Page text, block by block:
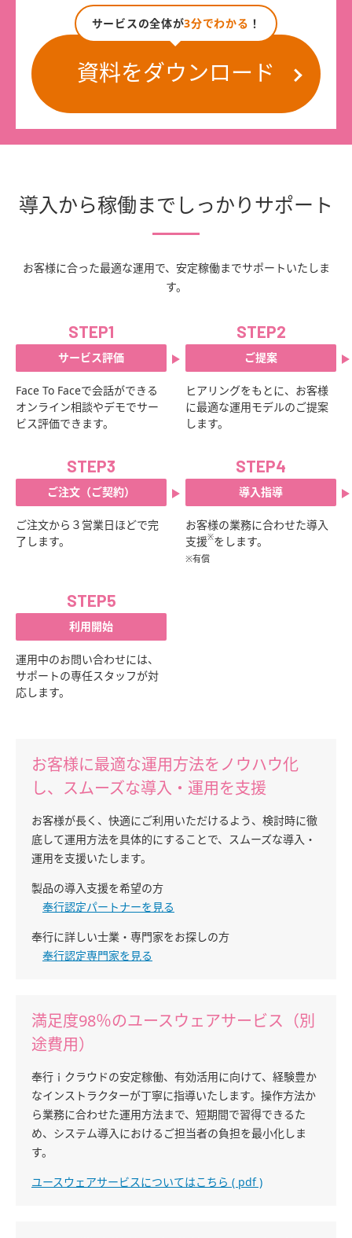
サービスの全体が3分でわかる ！
資料をダウンロード
導入から稼働までしっかりサポート
お客様に合った最適な運用で、安定稼働までサポートいたしま
す。
STEP1
サービス評価
Face To Faceで会話ができる
オンライン相談やデモでサー
ビス評価できます。
STEP2
ご提案
ヒアリングをもとに、お客様
に最適な運用モデルのご提案
します。
STEP3
ご注文（ご契約）
ご注文から３営業日ほどで完
了します。
STEP4
導入指導
お客様の業務に合わせた導入
支援※をします。
※有償
STEP5
利用開始
運用中のお問い合わせには、
サポートの専任スタッフが対
応します。
お客様に最適な運用方法をノウハウ化
し、スムーズな導入・運用を支援
お客様が長く、快適にご利用いただけるよう、検討時に徹
底して運用方法を具体的にすることで、スムーズな導入・
運用を支援いたします。
製品の導入支援を希望の方
奉行認定パートナーを見る
奉行に詳しい士業・専門家をお探しの方
奉行認定専門家を見る
満足度98％のユースウェアサービス（別
途費用）
奉行ｉクラウドの安定稼働、有効活用に向けて、経験豊か
なインストラクターが丁寧に指導いたします。操作方法か
ら業務に合わせた運用方法まで、短期間で習得できるた
め、システム導入におけるご担当者の負担を最小化しま
す。
ユースウェアサービスについてはこちら ( pdf )